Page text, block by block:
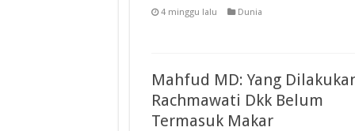
4 minggu lalu Dunia
Mahfud MD: Yang
Rachmawati Dkk Belum
Termasuk Makar